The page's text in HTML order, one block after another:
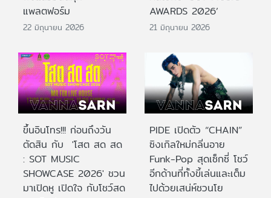
แพลตฟอร์ม
22 มิถุนายน 2026
AWARDS 2026’
21 มิถุนายน 2026
ขึ้นอินโทร!!! ก่อนถึงวัน
ตัดสิน กับ 'โสต สด สด
: SOT MUSIC
SHOWCASE 2026' ชวน
มาเปิดหู เปิดใจ กับโชว์สด
PIDE เปิดตัว “CHAIN”
ซิงเกิลใหม่กลิ่นอาย
Funk-Pop สุดเซ็กซี่ โชว์
อีกด้านที่ทั้งขี้เล่นและเต็ม
ไปด้วยเสน่ห์ชวนโย